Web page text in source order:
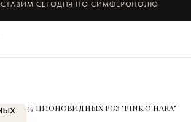
СЕГОДНЯ ПО СИМФЕРОПОЛЮ
47 ПИОНОВИДНЫХ РОЗ "PINK O'HARA"